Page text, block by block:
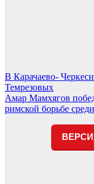
Навигация
по
записям
В Карачаево-
Темрезовых
Амар Мамхягов
римской борьбе